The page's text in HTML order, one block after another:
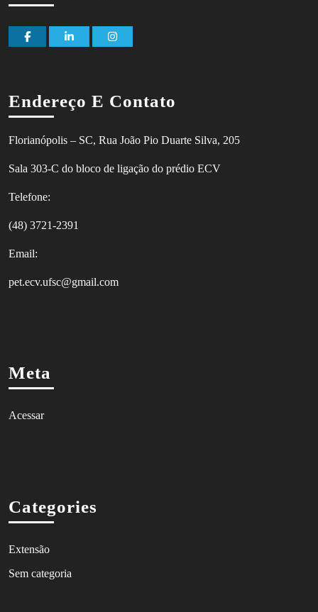
FacebookLinkedin Instagram
Endereço E Contato
Florianópolis – SC, Rua João Pio Duarte Silva, 205
Sala 303-C do bloco de ligação do prédio ECV
Telefone:
(48) 3721-2391
Email:
pet.ecv.ufsc@gmail.com
Meta
Acessar
Categories
Extensão
Sem categoria